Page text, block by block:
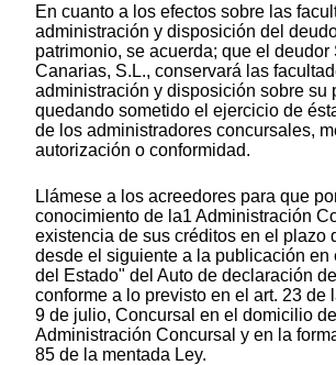
En cuanto a los efectos sobre las
administración y disposición del
patrimonio, se acuerda; que el deudor
Canarias, S.L., conservará las
administración y disposición sobre su
quedando sometido el ejercicio de
de los administradores concursales,
autorización o conformidad.
Llámese a los acreedores para que
conocimiento de la1 Administración
existencia de sus créditos en el plazo
desde el siguiente a la publicación en
del Estado" del Auto de declaración
conforme a lo previsto en el art. 23 de
9 de julio, Concursal en el domicilio
Administración Concursal y en la
85 de la mentada Ley.